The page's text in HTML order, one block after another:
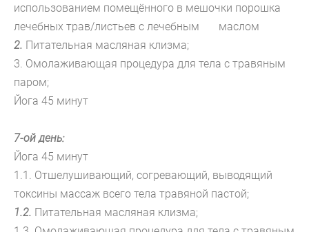
использованием помещённого в мешочки порошка
лечебных трав/листьев с лечебным маслом
2. Питательная масляная клизма;
3. Омолаживающая процедура для тела с травяным
паром;
Йога 45 минут
7-ой день:
Йога 45 минут
1.1. Отшелушивающий, согревающий, выводящий
токсины массаж всего тела травяной пастой;
1.2. Питательная масляная клизма;